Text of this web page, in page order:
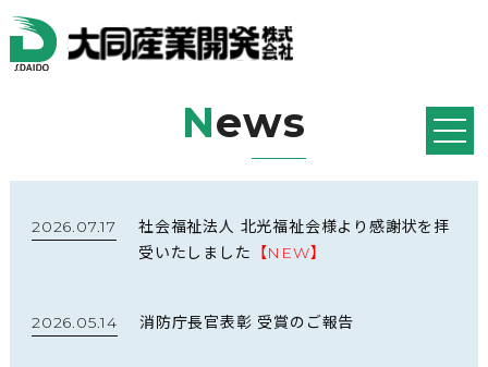
News
2026.07.17
社会福祉法人 北光福祉会様より感謝状を拝
受いたしました 【NEW】
2026.05.14 消防庁長官表彰 受賞のご報告